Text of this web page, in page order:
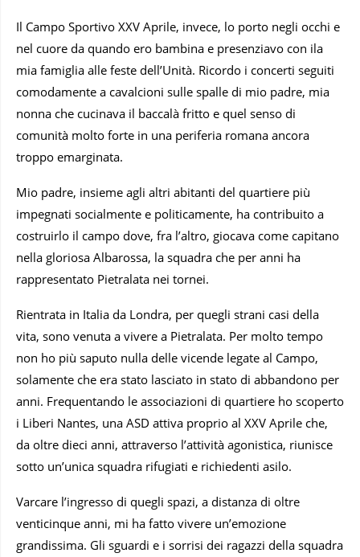
Il Campo Sportivo XXV Aprile, invece, lo porto negli occhi e
nel cuore da quando ero bambina e presenziavo con ila
mia famiglia alle feste dell’Unità. Ricordo i concerti seguiti
comodamente a cavalcioni sulle spalle di mio padre, mia
nonna che cucinava il baccalà fritto e quel senso di
comunità molto forte in una periferia romana ancora
troppo emarginata.
Mio padre, insieme agli altri abitanti del quartiere più
impegnati socialmente e politicamente, ha contribuito a
costruirlo il campo dove, fra l’altro, giocava come capitano
nella gloriosa Albarossa, la squadra che per anni ha
rappresentato Pietralata nei tornei.
Rientrata in Italia da Londra, per quegli strani casi della
vita, sono venuta a vivere a Pietralata. Per molto tempo
non ho più saputo nulla delle vicende legate al Campo,
solamente che era stato lasciato in stato di abbandono per
anni. Frequentando le associazioni di quartiere ho scoperto
i Liberi Nantes, una ASD attiva proprio al XXV Aprile che,
da oltre dieci anni, attraverso l’attività agonistica, riunisce
sotto un’unica squadra rifugiati e richiedenti asilo.
Varcare l’ingresso di quegli spazi, a distanza di oltre
venticinque anni, mi ha fatto vivere un’emozione
grandissima. Gli sguardi e i sorrisi dei ragazzi della squadra